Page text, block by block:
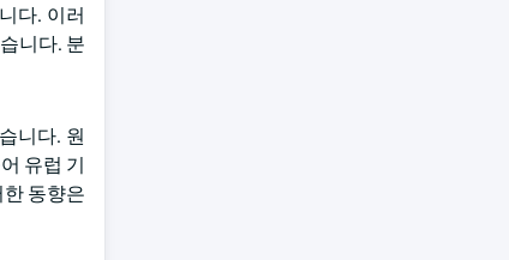
다. 이러
니다. 분
니다. 원
유럽 기
동향은